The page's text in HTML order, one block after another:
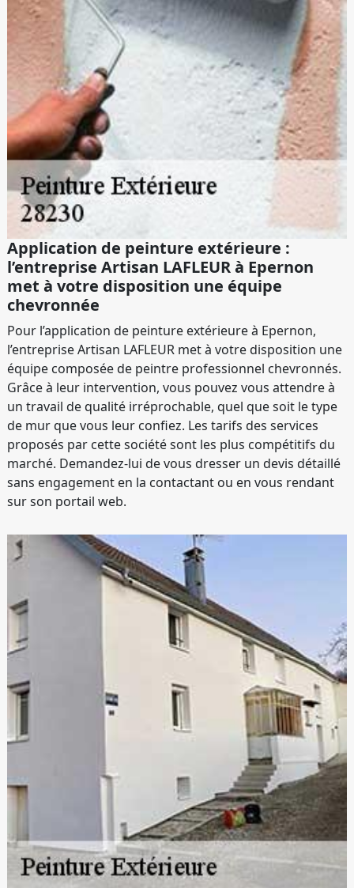
Application de peinture extérieure :
l’entreprise Artisan LAFLEUR à Epernon
met à votre disposition une équipe
chevronnée
Pour l’application de peinture extérieure à Epernon,
l’entreprise Artisan LAFLEUR met à votre disposition une
équipe composée de peintre professionnel chevronnés.
Grâce à leur intervention, vous pouvez vous attendre à
un travail de qualité irréprochable, quel que soit le type
de mur que vous leur confiez. Les tarifs des services
proposés par cette société sont les plus compétitifs du
marché. Demandez-lui de vous dresser un devis détaillé
sans engagement en la contactant ou en vous rendant
sur son portail web.